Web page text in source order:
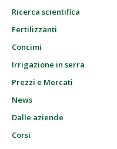
Ricerca scientifica
Fertilizzanti
Concimi
Irrigazione in serra
Prezzi e Mercati
News
Dalle aziende
Corsi